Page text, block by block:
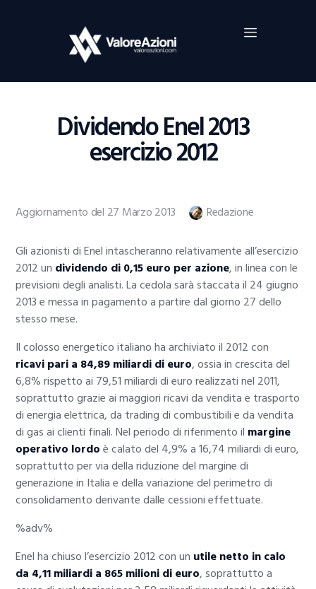
Dividendo Enel 2013
esercizio 2012
Home
Investimenti
Borsa
Guide Al Trading
Criptovalute
Aggiornamento del 27 Marzo 2013 Redazione
Gli azionisti di Enel intascheranno relativamente all’esercizio
2012 un dividendo di 0,15 euro per azione, in linea con le
previsioni degli analisti. La cedola sarà staccata il 24 giugno
2013 e messa in pagamento a partire dal giorno 27 dello
stesso mese.
Il colosso energetico italiano ha archiviato il 2012 con
ricavi pari a 84,89 miliardi di euro, ossia in crescita del
6,8% rispetto ai 79,51 miliardi di euro realizzati nel 2011,
soprattutto grazie ai maggiori ricavi da vendita e trasporto
di energia elettrica, da trading di combustibili e da vendita
di gas ai clienti finali. Nel periodo di riferimento il margine
operativo lordoè calato del 4,9% a 16,74 miliardi di euro,
soprattutto per via della riduzione del margine di
generazione in Italia e della variazione del perimetro di
consolidamento derivante dalle cessioni effettuate.
%adv%
Enel ha chiuso l’esercizio 2012 con un utile netto in calo
da 4,11 miliardi a 865 milioni di euro, soprattutto a